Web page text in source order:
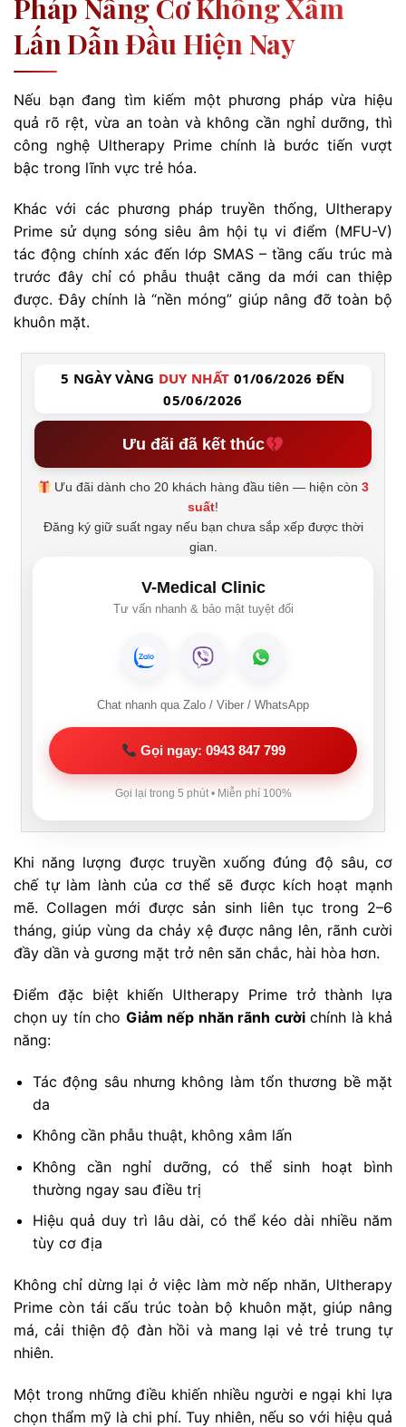
Pháp Nâng Cơ Không Xâm
Lấn Dẫn Đầu Hiện Nay
Nếu bạn đang tìm kiếm một phương pháp vừa hiệu
quả rõ rệt, vừa an toàn và không cần nghỉ dưỡng, thì
công nghệ Ultherapy Prime chính là bước tiến vượt
bậc trong lĩnh vực trẻ hóa.
Khác với các phương pháp truyền thống, Ultherapy
Prime sử dụng sóng siêu âm hội tụ vi điểm (MFU-V)
tác động chính xác đến lớp SMAS – tầng cấu trúc mà
trước đây chỉ có phẫu thuật căng da mới can thiệp
được. Đây chính là “nền móng” giúp nâng đỡ toàn bộ
khuôn mặt.
5 NGÀY VÀNG DUY NHẤT 01/06/2026 ĐẾN
05/06/2026
Ưu đãi đã kết thúc
Ưu đãi dành cho 20 khách hàng đầu tiên — hiện còn3
suất!
Đăng ký giữ suất ngay nếu bạn chưa sắp xếp được thời
gian.
V-Medical Clinic
Tư vấn nhanh & bảo mật tuyệt đối
Chat nhanh qua Zalo / Viber / WhatsApp
Gọi ngay: 0943 847 799
Gọi lại trong 5 phút • Miễn phí 100%
Khi năng lượng được truyền xuống đúng độ sâu, cơ
chế tự làm lành của cơ thể sẽ được kích hoạt mạnh
mẽ. Collagen mới được sản sinh liên tục trong 2–6
tháng, giúp vùng da chảy xệ được nâng lên, rãnh cười
đầy dần và gương mặt trở nên săn chắc, hài hòa hơn.
Điểm đặc biệt khiến Ultherapy Prime trở thành lựa
chọn uy tín cho Giảm nếp nhăn rãnh cườichính là khả
năng:
Tác động sâu nhưng không làm tổn thương bề mặt
da
Không cần phẫu thuật, không xâm lấn
Không cần nghỉ dưỡng, có thể sinh hoạt bình
thường ngay sau điều trị
Hiệu quả duy trì lâu dài, có thể kéo dài nhiều năm
tùy cơ địa
Không chỉ dừng lại ở việc làm mờ nếp nhăn, Ultherapy
Prime còn tái cấu trúc toàn bộ khuôn mặt, giúp nâng
má, cải thiện độ đàn hồi và mang lại vẻ trẻ trung tự
nhiên.
Một trong những điều khiến nhiều người e ngại khi lựa
chọn thẩm mỹ là chi phí. Tuy nhiên, nếu so với hiệu quả